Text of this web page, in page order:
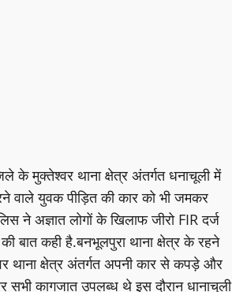
के मुक्तेश्वर थाना क्षेत्र अंतर्गत धनाचूली में
वाले युवक पीड़ित की कार को भी जमकर
ने अज्ञात लोगों के खिलाफ जीरो FIR दर्ज
बात कही है.बनभूलपुरा थाना क्षेत्र के रहने
थाना क्षेत्र अंतर्गत अपनी कार से कपड़े और
कागजात उपलब्ध थे इस दौरान धानाचुली